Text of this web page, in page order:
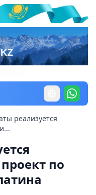
реализуется
по